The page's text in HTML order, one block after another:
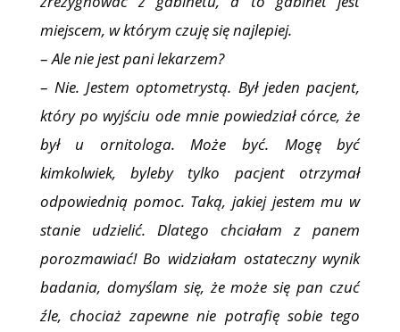
miejscem, w którym czuję się najlepiej.
–Ale nie jest pani lekarzem?
–Nie. Jestem optometrystą. Był jeden pacjent,
który po wyjściu ode mnie powiedział córce, że
był u ornitologa. Może być. Mogę być
kimkolwiek, byleby tylko pacjent otrzymał
odpowiednią pomoc. Taką, jakiej jestem mu w
stanie udzielić. Dlatego chciałam z panem
porozmawiać! Bo widziałam ostateczny wynik
badania, domyślam się, że może się pan czuć
źle, chociaż zapewne nie potrafię sobie tego